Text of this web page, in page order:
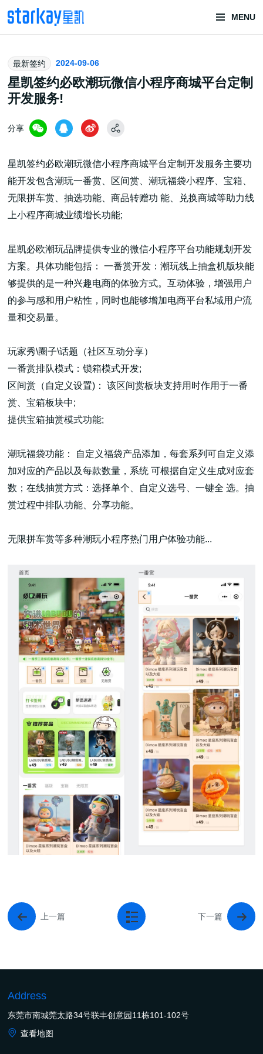
MENU
头部潮玩
技术服务商
潮玩技术解决方案
头部潮玩盲盒/谷子卡牌/二次元手办抽赏开发
一番赏/魔力赏/福袋抽赏/宝箱赏/无限赏
高端网站建设
广告大片形式做开发
最新签约 2024-09-06
星凯签约必欧潮玩微信小程序商城平台定制
开发服务!
分享
星凯签约必欧潮玩微信小程序商城平台定制开发服务主要功
能开发包含潮玩一番赏、区间赏、潮玩福袋小程序、宝箱、
无限拼车赏、抽选功能、商品转赠功 能、兑换商城等助力线
上小程序商城业绩增长功能;
星凯必欧潮玩品牌提供专业的微信小程序平台功能规划开发
方案。具体功能包括： 一番赏开发：潮玩线上抽盒机版块能
够提供的是一种兴趣电商的体验方式。互动体验，增强用户
的参与感和用户粘性，同时也能够增加电商平台私域用户流
量和交易量。
玩家秀\圈子\话题（社区互动分享）
一番赏排队模式：锁箱模式开发;
区间赏（自定义设置)： 该区间赏板块支持用时作用于一番
赏、宝箱板块中;
提供宝箱抽赏模式功能;
潮玩福袋功能： 自定义福袋产品添加，每套系列可自定义添
加对应的产品以及每款数量，系统 可根据自定义生成对应套
数；在线抽赏方式：选择单个、自定义选号、一键全 选。抽
赏过程中排队功能、分享功能。
无限拼车赏等多种潮玩小程序热门用户体验功能...
上一篇 下一篇
Address
东莞市南城莞太路34号联丰创意园11栋101-102号
查看地图